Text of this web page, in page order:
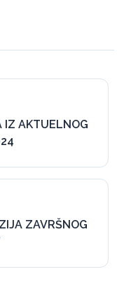
IZ AKTUELNOG
ZAVRŠNOG